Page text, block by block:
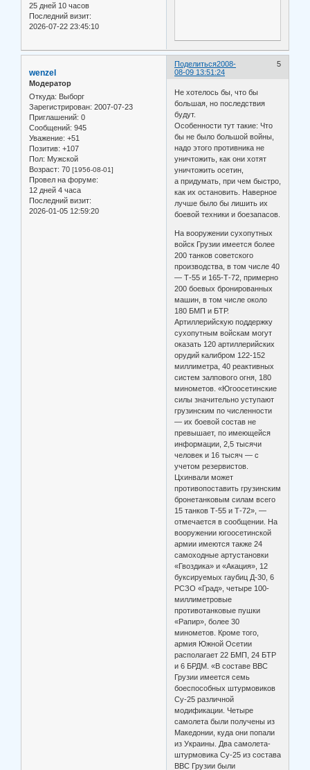
25 дней 10 часов
Последний визит:
2026-07-22 23:45:10
Поделиться 5
2008-
08-09 13:51:24
wenzel
Модератор
Откуда: Выборг
Зарегистрирован: 2007-07-23
Приглашений: 0
Сообщений: 945
Уважение: +51
Позитив: +107
Пол: Мужской
Возраст: 70 [1956-08-01]
Провел на форуме:
12 дней 4 часа
Последний визит:
2026-01-05 12:59:20
Не хотелось бы, что бы
большая, но последствия
будут.
Особенности тут такие: Что
бы не было большой войны,
надо этого противника не
уничтожить, как они хотят
уничтожить осетин,
а придумать, при чем быстро,
как их остановить. Наверное
лучше было бы лишить их
боевой техники и боезапасов.
На вооружении сухопутных
войск Грузии имеется более
200 танков советского
производства, в том числе 40
— Т-55 и 165-Т-72, примерно
200 боевых бронированных
машин, в том числе около
180 БМП и БТР.
Артиллерийскую поддержку
сухопутным войскам могут
оказать 120 артиллерийских
орудий калибром 122-152
миллиметра, 40 реактивных
систем залпового огня, 180
минометов. «Югоосетинские
силы значительно уступают
грузинским по численности
— их боевой состав не
превышает, по имеющейся
информации, 2,5 тысячи
человек и 16 тысяч — с
учетом резервистов.
Цхинвали может
противопоставить грузинским
бронетанковым силам всего
15 танков Т-55 и Т-72», —
отмечается в сообщении. На
вооружении югоосетинской
армии имеются также 24
самоходные артустановки
«Гвоздика» и «Акация», 12
буксируемых гаубиц Д-30, 6
РСЗО «Град», четыре 100-
миллиметровые
противотанковые пушки
«Рапир», более 30
минометов. Кроме того,
армия Южной Осетии
располагает 22 БМП, 24 БТР
и 6 БРДМ. «В составе ВВС
Грузии имеется семь
боеспособных штурмовиков
Су-25 различной
модификации. Четыре
самолета были получены из
Македонии, куда они попали
из Украины. Два самолета-
штурмовика Су-25 из состава
ВВС Грузии были